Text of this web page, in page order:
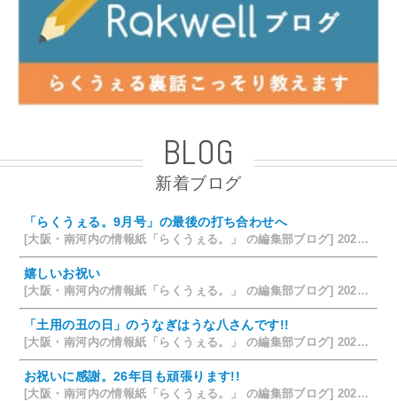
BLOG
新着ブログ
「らくうぇる。9月号」の最後の打ち合わせへ
[大阪・南河内の情報紙「らくうぇる。」 の編集部ブログ] 2026/08/09 19:58
嬉しいお祝い
[大阪・南河内の情報紙「らくうぇる。」 の編集部ブログ] 2026/07/28 18:42
「土用の丑の日」のうなぎはうな八さんです!!
[大阪・南河内の情報紙「らくうぇる。」 の編集部ブログ] 2026/07/26 14:12
お祝いに感謝。26年目も頑張ります!!
[大阪・南河内の情報紙「らくうぇる。」 の編集部ブログ] 2026/07/25 15:35